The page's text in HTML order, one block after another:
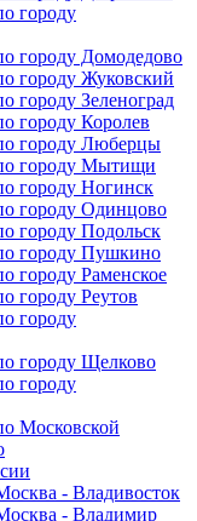
городу
городу Домодедово
городу Жуковский
городу Зеленоград
городу Королев
городу Люберцы
городу Мытищи
городу Ногинск
городу Одинцово
городу Подольск
городу Пушкино
городу Раменское
городу Реутов
городу
городу Щелково
городу
Московской
- Владивосток
- Владимир